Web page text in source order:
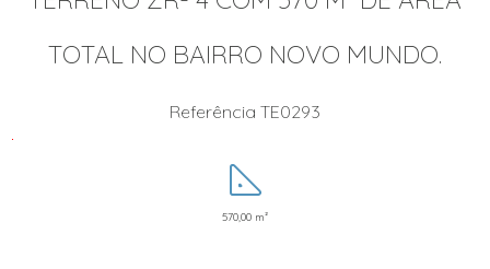
TOTAL NO BAIRRO NOVO MUNDO.
Referência TE0293
570,00 m²